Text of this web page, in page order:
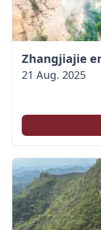
21 Aug. 2025